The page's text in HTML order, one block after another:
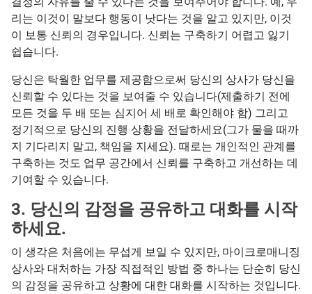
리는 이것이 말보다 행동이 낫다는 것을 알고 있지만, 이것
이 보통 신뢰의 경우입니다. 신뢰는 구축하기 어렵고 잃기
쉽습니다.
당신은 탁월한 업무를 제공함으로써 당신의 상사가 당신을
신뢰할 수 있다는 것을 보여줄 수 있습니다(제출하기 전에
모든 것을 두 배 또는 심지어 세 배로 확인해야 함) 그리고
정기적으로 당신의 진행 상황을 전달하세요(그가 물을 때까
지 기다리지 말고, 책임을 지세요). 때로는 개인적인 관계를
구축하는 것도 업무 공간에서 신뢰를 구축하고 개선하는 데
기여할 수 있습니다.
3. 당신의 감정을 공유하고 대화를 시작
하세요.
이 생각은 처음에는 무섭게 보일 수 있지만, 마이크로매니징
상사와 대처하는 가장 직접적인 방법 중 하나는 단순히 당신
의 감정을 공유하고 상황에 대한 대화를 시작하는 것입니다.